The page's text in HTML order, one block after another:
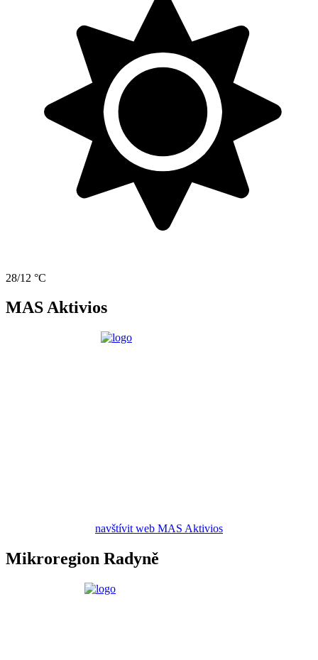
28/12 °C
MAS Aktivios
navštívit web MAS Aktivios
Mikroregion Radyně